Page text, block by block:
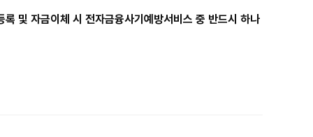
및 자금이체 시 전자금융사기예방서비스 중 반드시 하나